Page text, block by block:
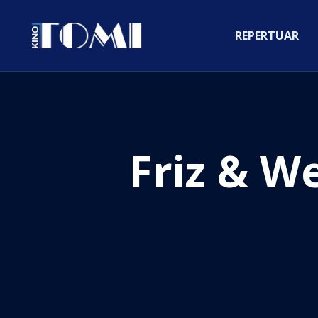
REPERTUAR
Friz & Wersow: Miłość W Czasach